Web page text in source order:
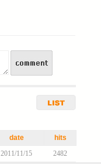
date
hits
2011/11/15 2482